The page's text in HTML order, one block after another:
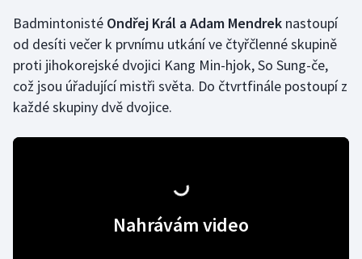
Badmintonisté Ondřej Král a Adam Mendrek nastoupí
od desíti večer k prvnímu utkání ve čtyřčlenné skupině
proti jihokorejské dvojici Kang Min-hjok, So Sung-če,
což jsou úřadující mistři světa. Do čtvrtfinále postoupí z
každé skupiny dvě dvojice.
Nahrávám video